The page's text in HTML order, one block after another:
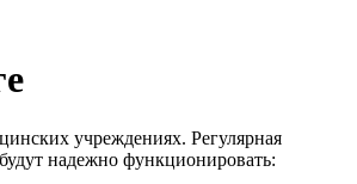
учреждениях. Регулярная
надежно функционировать: